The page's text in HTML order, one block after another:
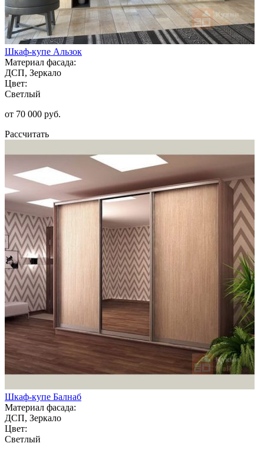
Шкаф-купе Альзок
Материал фасада:
ДСП, Зеркало
Цвет:
Светлый
от 70 000 руб.
Рассчитать
Шкаф-купе Балнаб
Материал фасада:
ДСП, Зеркало
Цвет:
Светлый